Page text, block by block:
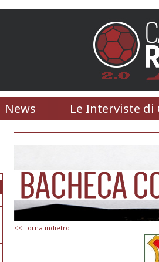
News Le Interviste di
<< Torna indietro